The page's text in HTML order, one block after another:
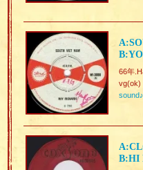
66年
vg(ok)
sound♪
B:HI